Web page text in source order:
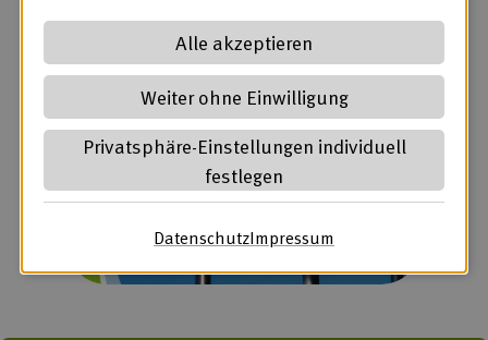
Alle akzeptieren
Weiter ohne Einwilligung
Privatsphäre-Einstellungen individuell
festlegen
Datenschutz(öffnet in neuem Tab)
Impressum